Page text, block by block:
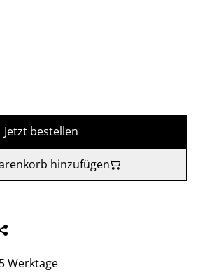
Jetzt bestellen
hinzufügen
Werktage